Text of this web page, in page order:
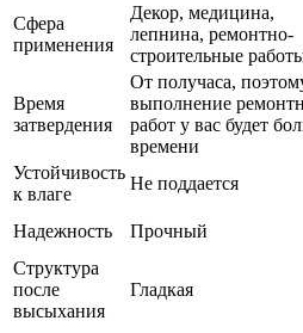
Сфера
применения
Декор, медицина,
лепнина, ремонтно-
строительные
Время
затвердения
От получаса,
выполнение
работ у вас будет
времени
Устойчивость
к влаге
Не поддается
Надежность
Прочный
Структура
после
высыхания
Гладкая